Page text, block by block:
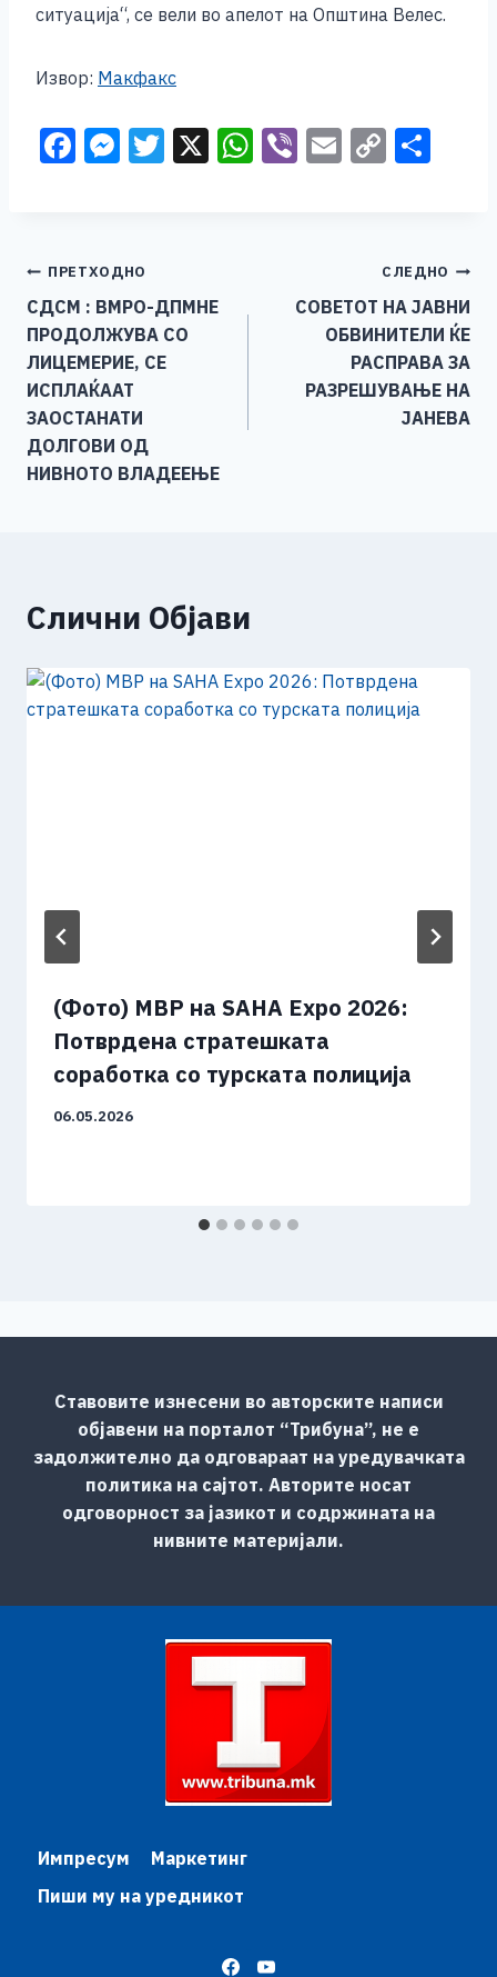
ситуација“, се вели во апелот на Oпштина Велес.
Извор: Макфакс
F
b
o
o
k
M
n
g
er
T X W Vi E C
Li
n
k
Навигација
на
напис
ПРЕТХОДНО
СДСМ : ВМРО-ДПМНЕ
ПРОДОЛЖУВА СО
ЛИЦЕМЕРИЕ, СЕ
ИСПЛАЌААТ
ЗАОСТАНАТИ
ДОЛГОВИ ОД
НИВНОТО ВЛАДЕЕЊЕ
СЛЕДНО
СОВЕТОТ НА ЈАВНИ
ОБВИНИТЕЛИ ЌЕ
РАСПРАВА ЗА
РАЗРЕШУВАЊЕ НА
ЈАНЕВА
Слични Објави
(Фото) МВР на SAHA Expo 2026:
Потврдена стратешката
соработка со турската полиција
06.05.2026
Ставовите изнесени во авторските написи
објавени на порталот “Трибуна”, не е
задолжително да одговараат на уредувачката
политика на сајтот. Авторите носат
одговорност за јазикот и содржината на
нивните материјали.
Импресум
Маркетинг
Пиши му на уредникот